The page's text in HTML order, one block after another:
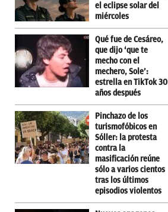
el eclipse solar del
miércoles
Qué fue de Cesáreo,
que dijo ‘que te
mecho con el
mechero, Sole’:
estrella en TikTok 30
años después
Pinchazo de los
turismofóbicos en
Sóller: la protesta
contra la
masificación reúne
sólo a varios cientos
tras los últimos
episodios violentos